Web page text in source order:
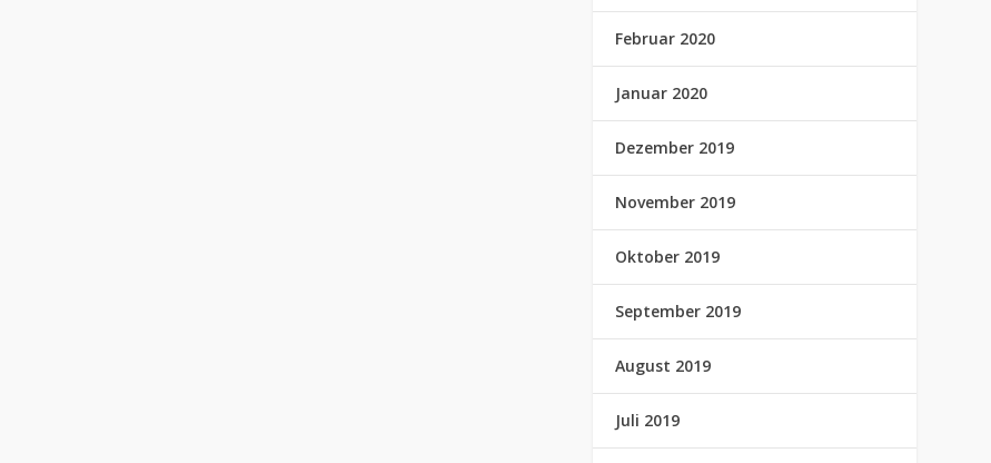
Februar 2020
Januar 2020
Dezember 2019
November 2019
Oktober 2019
September 2019
August 2019
Juli 2019